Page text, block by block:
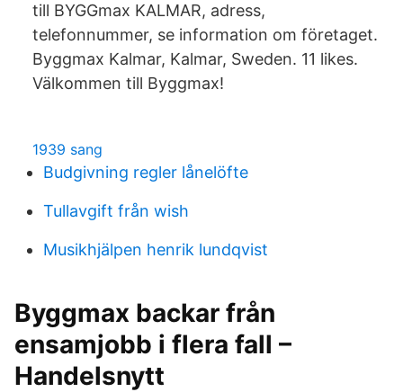
till BYGGmax KALMAR, adress,
telefonnummer, se information om företaget.
Byggmax Kalmar, Kalmar, Sweden. 11 likes.
Välkommen till Byggmax!
1939 sang
Budgivning regler lånelöfte
Tullavgift från wish
Musikhjälpen henrik lundqvist
Byggmax backar från
ensamjobb i flera fall –
Handelsnytt